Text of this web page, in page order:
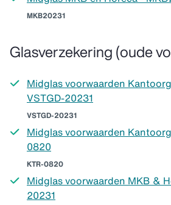
MKB20231
Glasverzekering (oude
Midglas voorwaarden
VSTGD-20231
VSTGD-20231
Midglas voorwaarden
0820
KTR-0820
Midglas voorwaarden MKB &
20231